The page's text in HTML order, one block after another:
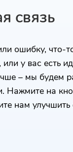
связь
ошибку, что-
у вас есть
– мы будем
Нажмите на
нам улучшить